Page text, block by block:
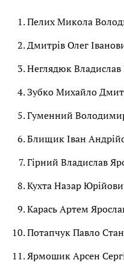
Пелих Микола
Дмитрів Олег
Неглядюк
Зубко Михайло
Гуменний
Блищик Іван
Гірний Владислав
Кухта Назар
Карась Артем
Потапчук Павло
Ярмошик Арсен